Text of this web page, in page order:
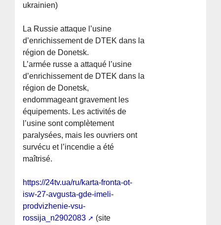
ukrainien)
La Russie attaque l’usine
d’enrichissement de DTEK dans la
région de Donetsk.
L’armée russe a attaqué l’usine
d’enrichissement de DTEK dans la
région de Donetsk,
endommageant gravement les
équipements. Les activités de
l’usine sont complètement
paralysées, mais les ouvriers ont
survécu et l’incendie a été
maîtrisé.
https://24tv.ua/ru/karta-fronta-ot-
isw-27-avgusta-gde-imeli-
prodvizhenie-vsu-
rossija_n2902083
(site